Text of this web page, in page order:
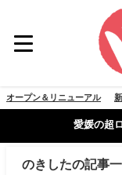
オープン＆リニューアル
愛媛の超
のきしたの記事